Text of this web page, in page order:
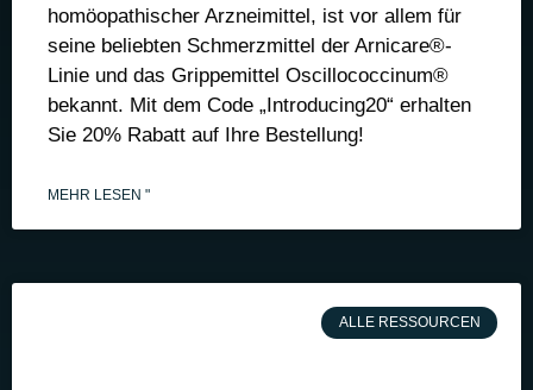
homöopathischer Arzneimittel, ist vor allem für
seine beliebten Schmerzmittel der Arnicare®-
Linie und das Grippemittel Oscillococcinum®
bekannt. Mit dem Code „Introducing20“ erhalten
Sie 20% Rabatt auf Ihre Bestellung!
MEHR LESEN "
ALLE RESSOURCEN